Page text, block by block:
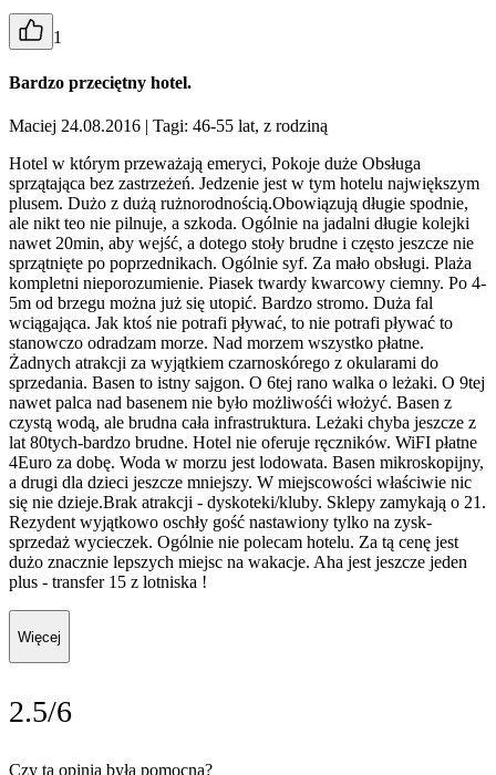
1
Bardzo przeciętny hotel.
Maciej 24.08.2016 | Tagi: 46-55 lat, z rodziną
Hotel w którym przeważają emeryci, Pokoje duże Obsługa
sprzątająca bez zastrzeżeń. Jedzenie jest w tym hotelu największym
plusem. Dużo z dużą rużnorodnością.Obowiązują długie spodnie,
ale nikt teo nie pilnuje, a szkoda. Ogólnie na jadalni długie kolejki
nawet 20min, aby wejść, a dotego stoły brudne i często jeszcze nie
sprzątnięte po poprzednikach. Ogólnie syf. Za mało obsługi. Plaża
kompletni nieporozumienie. Piasek twardy kwarcowy ciemny. Po 4-
5m od brzegu można już się utopić. Bardzo stromo. Duża fal
wciągająca. Jak ktoś nie potrafi pływać, to nie potrafi pływać to
stanowczo odradzam morze. Nad morzem wszystko płatne.
Żadnych atrakcji za wyjątkiem czarnoskórego z okularami do
sprzedania. Basen to istny sajgon. O 6tej rano walka o leżaki. O 9tej
nawet palca nad basenem nie było możliwośći włożyć. Basen z
czystą wodą, ale brudna cała infrastruktura. Leżaki chyba jeszcze z
lat 80tych-bardzo brudne. Hotel nie oferuje ręczników. WiFI płatne
4Euro za dobę. Woda w morzu jest lodowata. Basen mikroskopijny,
a drugi dla dzieci jeszcze mniejszy. W miejscowości właściwie nic
się nie dzieje.Brak atrakcji - dyskoteki/kluby. Sklepy zamykają o 21.
Rezydent wyjątkowo oschły gość nastawiony tylko na zysk-
sprzedaż wycieczek. Ogólnie nie polecam hotelu. Za tą cenę jest
dużo znacznie lepszych miejsc na wakacje. Aha jest jeszcze jeden
plus - transfer 15 z lotniska !
Więcej
2.5/6
Czy ta opinia była pomocna?